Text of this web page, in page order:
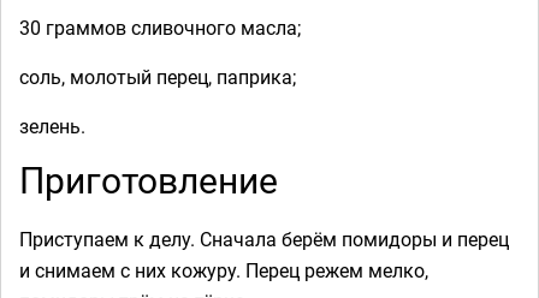
30 граммов сливочного масла;
соль, молотый перец, паприка;
зелень.
Приготовление
Приступаем к делу. Сначала берём помидоры и перец
и снимаем с них кожуру. Перец режем мелко,